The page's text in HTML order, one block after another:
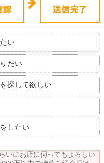
い
たい
探して欲しい
したい